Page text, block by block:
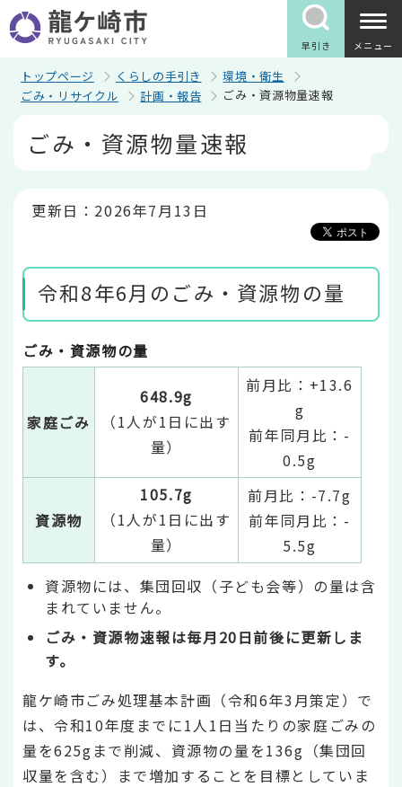
の
ペ
早引き メニュー
トップページ くらしの手引き
環境・衛生
ごみ・リサイクル
計画・報告 ごみ・資源物量速報
ごみ・資源物量速報
更新日：2026年7月13日
令和8年6月のごみ・資源物の量
ごみ・資源物の量
家庭ごみ
648.9g
（1人が1日に出す
量）
前月比：+13.6
g
前年同月比：-
0.5g
資源物
105.7g
（1人が1日に出す
量）
前月比：-7.7g
前年同月比：-
5.5g
資源物には、集団回収（子ども会等）の量は含
まれていません。
ごみ・資源物速報は毎月20日前後に更新しま
す。
龍ケ崎市ごみ処理基本計画（令和6年3月策定）で
は、令和10年度までに1人1日当たりの家庭ごみの
量を625gまで削減、資源物の量を136g（集団回
収量を含む）まで増加することを目標としていま